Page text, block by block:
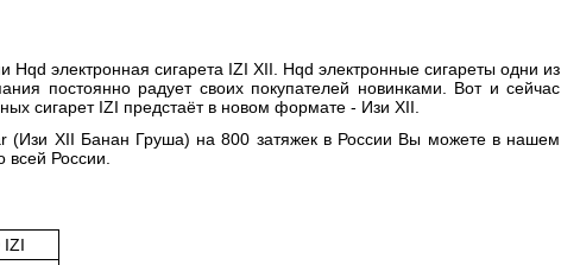
Hqd электронная сигарета IZI XII. Hqd электронные сигареты одни из
постоянно радует своих покупателей новинками. Вот и сейчас
сигарет IZI предстаёт в новом формате - Изи XII.
(Изи XII Банан Груша) на 800 затяжек в России Вы можете в нашем
всей России.
IZI